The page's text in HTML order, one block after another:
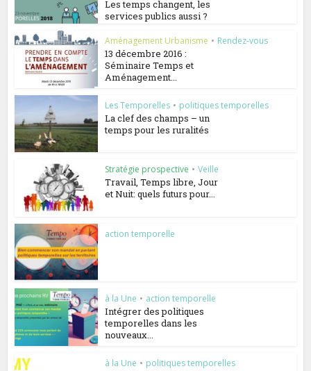
Les temps changent, les
services publics aussi ?
Aménagement Urbanisme • Rendez-vous
13 décembre 2016 :
Séminaire Temps et
Aménagement...
Les Temporelles • politiques temporelles
La clef des champs – un
temps pour les ruralités
Stratégie prospective • Veille
Travail, Temps libre, Jour
et Nuit: quels futurs pour...
action temporelle
à la Une • action temporelle
Intégrer des politiques
temporelles dans les
nouveaux...
à la Une • politiques temporelles